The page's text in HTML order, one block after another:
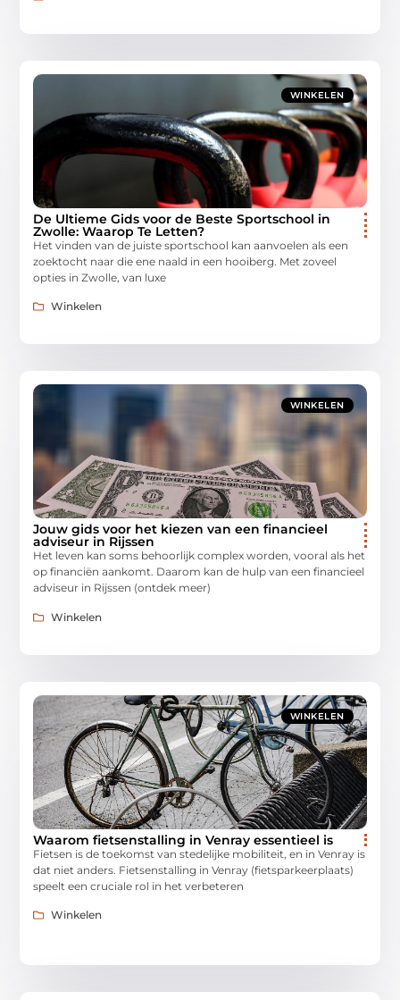
WINKELEN
De Ultieme Gids voor de Beste Sportschool in
Zwolle: Waarop Te Letten?
Het vinden van de juiste sportschool kan aanvoelen als een
zoektocht naar die ene naald in een hooiberg. Met zoveel
opties in Zwolle, van luxe
Winkelen
WINKELEN
Jouw gids voor het kiezen van een financieel
adviseur in Rijssen
Het leven kan soms behoorlijk complex worden, vooral als het
op financiën aankomt. Daarom kan de hulp van een financieel
adviseur in Rijssen (ontdek meer)
Winkelen
WINKELEN
Waarom fietsenstalling in Venray essentieel is
Fietsen is de toekomst van stedelijke mobiliteit, en in Venray is
dat niet anders. Fietsenstalling in Venray (fietsparkeerplaats)
speelt een cruciale rol in het verbeteren
Winkelen